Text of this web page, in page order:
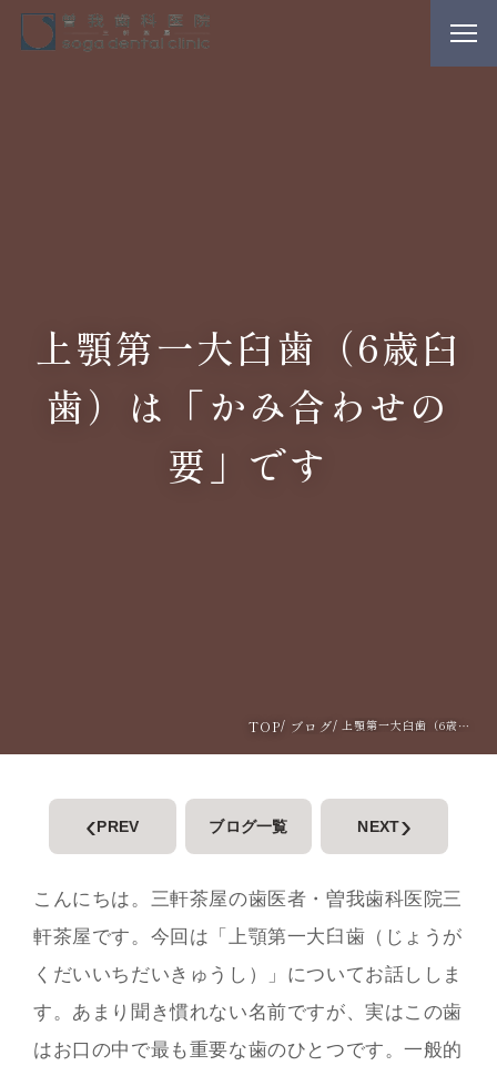
上顎第一大臼歯（6歳臼
歯）は「かみ合わせの
要」です
TOP ブログ 上顎第一大臼歯（6歳臼歯）は「かみ合わせの要」です
‹PREV ブログ一覧 NEXT›
こんにちは。三軒茶屋の歯医者・曽我歯科医院三
軒茶屋です。今回は「上顎第一大臼歯（じょうが
くだいいちだいきゅうし）」についてお話ししま
す。あまり聞き慣れない名前ですが、実はこの歯
はお口の中で最も重要な歯のひとつです。一般的